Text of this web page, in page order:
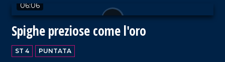
06:06
Spighe preziose come l'oro
ST 4 PUNTATA
VAI AL TITOLO